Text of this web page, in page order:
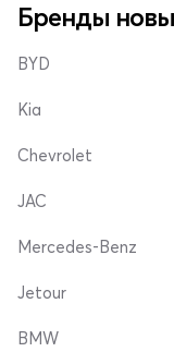
Бренды
BYD
Kia
Chevrolet
JAC
Mercedes-Benz
Jetour
BMW